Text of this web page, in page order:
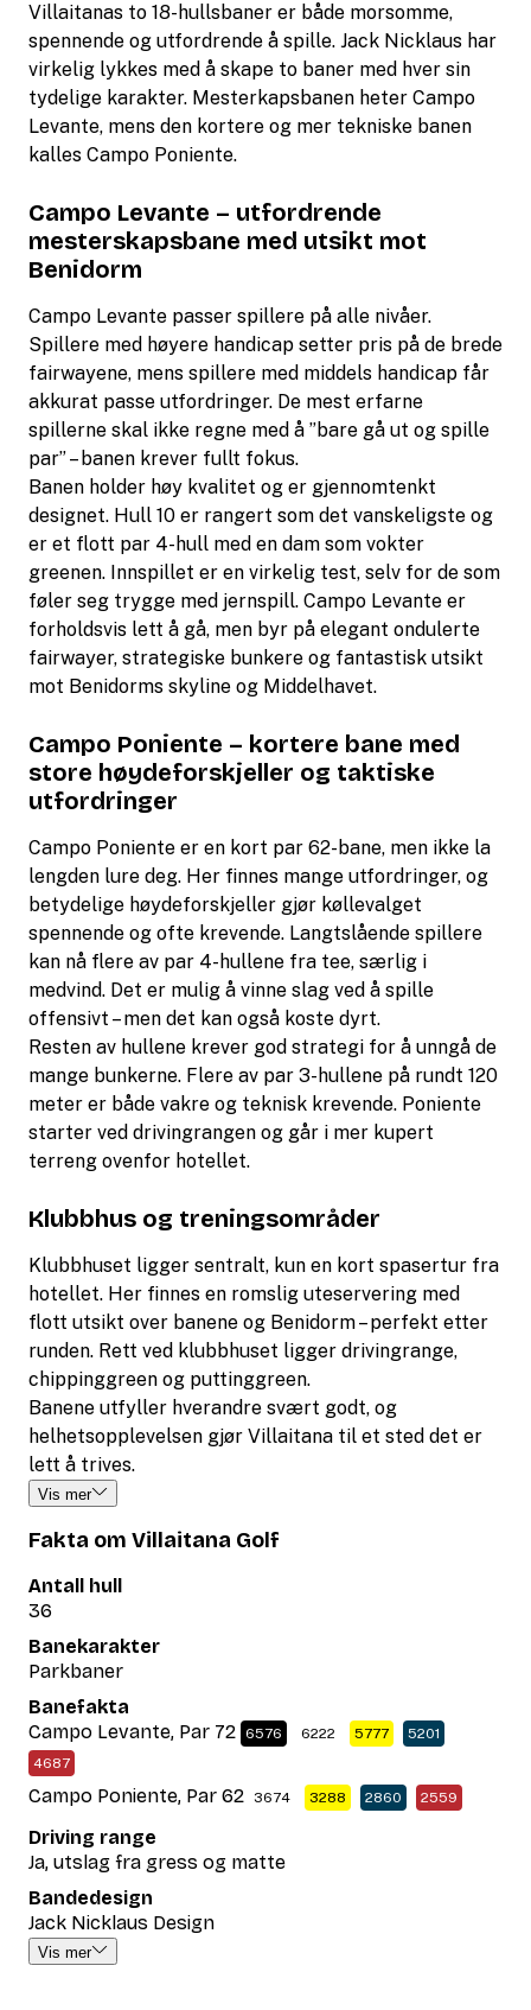
Villaitanas to 18-hullsbaner er både morsomme,
spennende og utfordrende å spille. Jack Nicklaus har
virkelig lykkes med å skape to baner med hver sin
tydelige karakter. Mesterkapsbanen heter Campo
Levante, mens den kortere og mer tekniske banen
kalles Campo Poniente.
Campo Levante – utfordrende
mesterskapsbane med utsikt mot
Benidorm
Campo Levante passer spillere på alle nivåer.
Spillere med høyere handicap setter pris på de brede
fairwayene, mens spillere med middels handicap får
akkurat passe utfordringer. De mest erfarne
spillerne skal ikke regne med å ”bare gå ut og spille
par” – banen krever fullt fokus.
Banen holder høy kvalitet og er gjennomtenkt
designet. Hull 10 er rangert som det vanskeligste og
er et flott par 4-hull med en dam som vokter
greenen. Innspillet er en virkelig test, selv for de som
føler seg trygge med jernspill. Campo Levante er
forholdsvis lett å gå, men byr på elegant ondulerte
fairwayer, strategiske bunkere og fantastisk utsikt
mot Benidorms skyline og Middelhavet.
Campo Poniente – kortere bane med
store høydeforskjeller og taktiske
utfordringer
Campo Poniente er en kort par 62-bane, men ikke la
lengden lure deg. Her finnes mange utfordringer, og
betydelige høydeforskjeller gjør køllevalget
spennende og ofte krevende. Langtslående spillere
kan nå flere av par 4-hullene fra tee, særlig i
medvind. Det er mulig å vinne slag ved å spille
offensivt – men det kan også koste dyrt.
Resten av hullene krever god strategi for å unngå de
mange bunkerne. Flere av par 3-hullene på rundt 120
meter er både vakre og teknisk krevende. Poniente
starter ved drivingrangen og går i mer kupert
terreng ovenfor hotellet.
Klubbhus og treningsområder
Klubbhuset ligger sentralt, kun en kort spasertur fra
hotellet. Her finnes en romslig uteservering med
flott utsikt over banene og Benidorm – perfekt etter
runden. Rett ved klubbhuset ligger drivingrange,
chippinggreen og puttinggreen.
Banene utfyller hverandre svært godt, og
helhetsopplevelsen gjør Villaitana til et sted det er
lett å trives.
Vis mer
Fakta om Villaitana Golf
Antall hull
36
Banekarakter
Parkbaner
Banefakta
Campo Levante, Par 72 6576 6222 5777
5201
4687
Campo Poniente, Par 62 3674 3288 2860 2559
Driving range
Ja, utslag fra gress og matte
Bandedesign
Jack Nicklaus Design
Vis mer